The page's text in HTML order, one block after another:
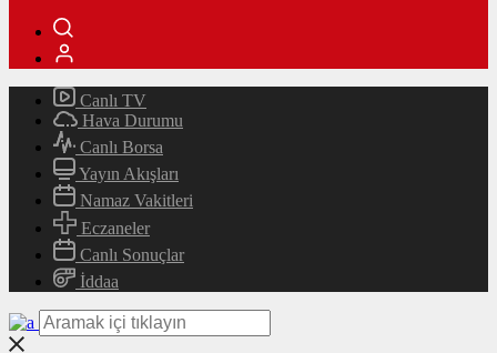
Canlı TV
Hava Durumu
Canlı Borsa
Yayın Akışları
Namaz Vakitleri
Eczaneler
Canlı Sonuçlar
İddaa